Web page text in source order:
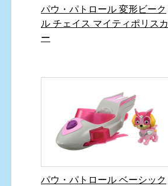
パウ・パトロール 変形ビーク
ル チェイス マイティポリスカ
ー
パウ・パトロール ベーシック